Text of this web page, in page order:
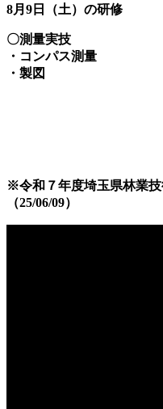
8月9日（土）の研修
〇測量実技
・コンパス測量
・製図
※令和７年度埼玉県林業
（25/06/09）